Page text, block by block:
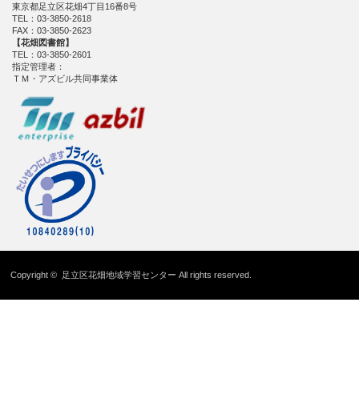
東京都足立区花畑4丁目16番8号
TEL：03-3850-2618
FAX：03-3850-2623
【花畑図書館】
TEL：03-3850-2601
指定管理者：
ＴＭ・アズビル共同事業体
Copyright © 足立区花畑地域学習センター All rights reserved.